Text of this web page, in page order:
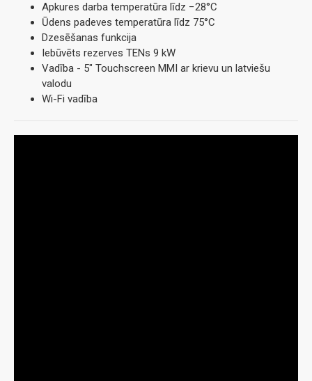
Apkures darba temperatūra līdz −28°C
Ūdens padeves temperatūra līdz 75°C
Dzesēšanas funkcija
Iebūvēts rezerves TENs 9 kW
Vadība - 5" Touchscreen MMI ar krievu un latviešu
valodu
Wi-Fi vadība